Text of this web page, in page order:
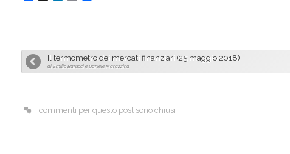
e
b
k
k
e
n
i
l
Il termometro dei mercati finanziari (25 maggio 2018)
di Emilio Barucci e Daniele Marazzina
I commenti per questo post sono chiusi